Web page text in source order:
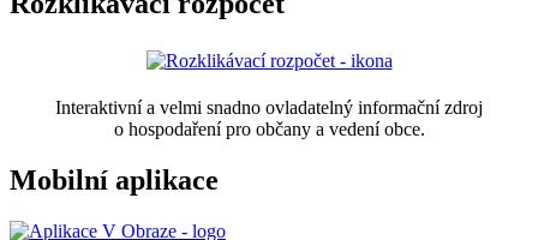
Interaktivní a velmi snadno ovladatelný informační zdroj
o hospodaření pro občany a vedení obce.
Mobilní aplikace